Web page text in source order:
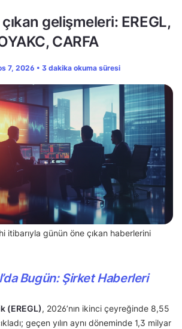
gelişmeleri: EREGL,
CARFA
7, 2026 • 3 dakika okuma süresi
itibarıyla günün öne çıkan haberlerini
Bugün: Şirket Haberleri
(EREGL), 2026’nın ikinci çeyreğinde 8,55
geçen yılın aynı döneminde 1,3 milyar